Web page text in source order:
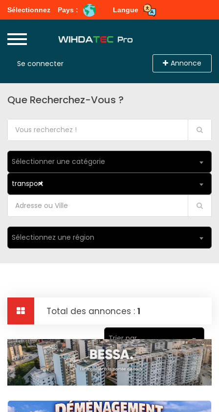
Sélectionnez Pays : Langue
Se connecter Annonce
Que Recherchez-Vous ?
Sélectionner une catégorie
×
transport
Sélectionnez une région
Total des annonces : 1
Trier par